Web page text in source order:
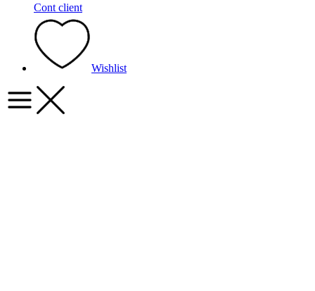
Cont client
Wishlist